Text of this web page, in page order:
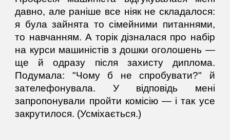
давно, але раніше все ніяк не складалося:
я була зайнята то сімейними питаннями,
то навчанням. А торік дізналася про набір
на курси машиністів з дошки оголошень —
ще й одразу після захисту диплома.
Подумала: "Чому б не спробувати?" й
зателефонувала. У відповідь мені
запропонували пройти комісію — і так усе
закрутилося. (Усміхається.)